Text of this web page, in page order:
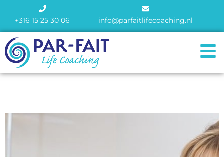
+316 15 25 30 06 info@parfaitlifecoaching.nl